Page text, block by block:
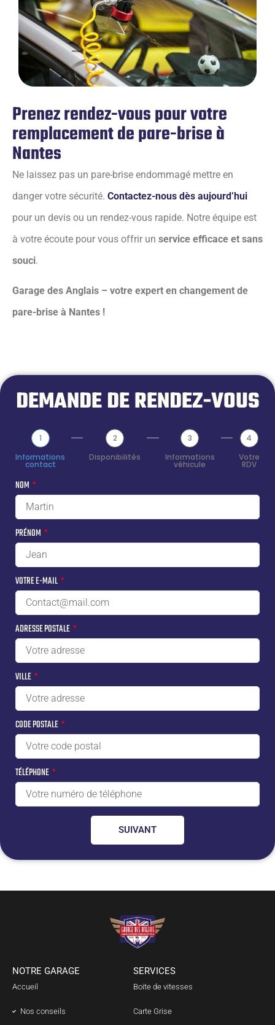
Prenez rendez-vous pour votre
remplacement de pare-brise à
Nantes
Ne laissez pas un pare-brise endommagé mettre en
danger votre sécurité. Contactez-nous dès aujourd’hui
pour un devis ou un rendez-vous rapide. Notre équipe est
à votre écoute pour vous offrir un service efficace et sans
souci.
Garage des Anglais – votre expert en changement de
pare-brise à Nantes !
DEMANDE DE RENDEZ-VOUS
1
Informations
contact
2
Disponibilités
3
Informations
véhicule
4
Votre
RDV
NOM
PRÉNOM
VOTRE E-MAIL
ADRESSE POSTALE
VILLE
CODE POSTALE
TÉLÉPHONE
SUIVANT
NOTRE GARAGE
Accueil
Nos conseils
SERVICES
Boite de vitesses
Carte Grise